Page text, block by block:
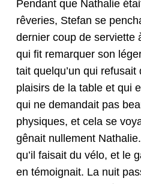
Pen­dant que Nathalie
rêver­ies, Ste­fan se
dernier coup de servi­ette
qui fit remar­quer son
tait quelqu’un qui
plaisirs de la table et qui
qui ne demandait pas
physiques, et cela se
gênait nulle­ment
qu’il fai­sait du vélo, et le
en témoignait. La nuit